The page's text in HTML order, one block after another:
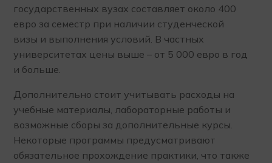
государственных вузах составляет около 400
евро за семестр при наличии студенческой
визы и выполнения условий. В частных
университетах цены выше – от 5 000 евро в год
и больше.
Дополнительно стоит учитывать расходы на
учебные материалы, лабораторные работы и
возможные сборы за дополнительные курсы.
Некоторые программы предусматривают
обязательное прохождение практики, что также